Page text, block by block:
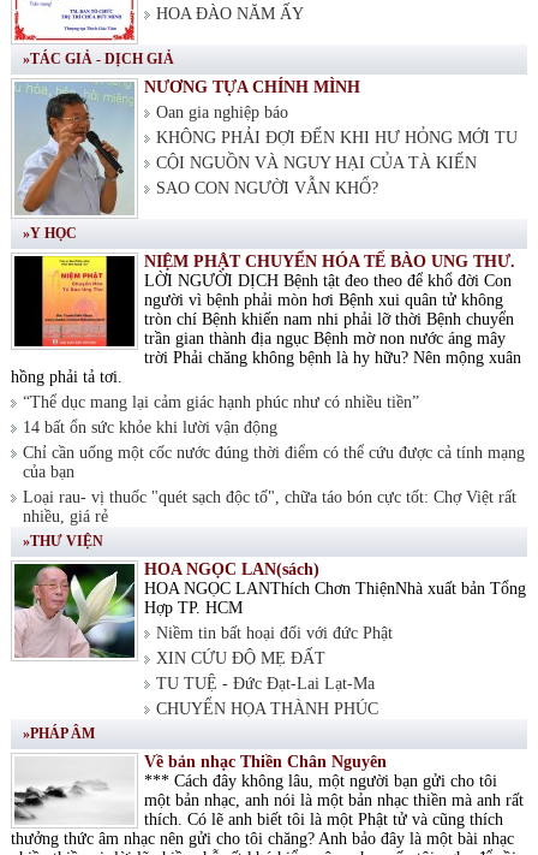
HOA ĐÀO NĂM ẤY
»TÁC GIẢ - DỊCH GIẢ
NƯƠNG TỰA CHÍNH MÌNH
Oan gia nghiệp báo
KHÔNG PHẢI ĐỢI ĐẾN KHI HƯ HỎNG MỚI TU
CỘI NGUỒN VÀ NGUY HẠI CỦA TÀ KIẾN
SAO CON NGƯỜI VẪN KHỔ?
»Y HỌC
NIỆM PHẬT CHUYỂN HÓA TẾ BÀO UNG THƯ.
LỜI NGƯỜI DỊCH Bệnh tật đeo theo để khổ đời Con
người vì bệnh phải mòn hơi Bệnh xui quân tử không
tròn chí Bệnh khiến nam nhi phải lỡ thời Bệnh chuyển
trần gian thành địa ngục Bệnh mờ non nước áng mây
trời Phải chăng không bệnh là hy hữu? Nên mộng xuân
hồng phải tả tơi.
“Thể dục mang lại cảm giác hạnh phúc như có nhiều tiền”
14 bất ổn sức khỏe khi lười vận động
Chỉ cần uống một cốc nước đúng thời điểm có thể cứu được cả tính mạng
của bạn
Loại rau- vị thuốc "quét sạch độc tố", chữa táo bón cực tốt: Chợ Việt rất
nhiều, giá rẻ
»THƯ VIỆN
HOA NGỌC LAN(sách)
HOA NGỌC LANThích Chơn ThiệnNhà xuất bản Tổng
Hợp TP. HCM
Niềm tin bất hoại đối với đức Phật
XIN CỨU ĐỘ MẸ ĐẤT
TU TUỆ - Đức Đạt-Lai Lạt-Ma
CHUYỂN HỌA THÀNH PHÚC
»PHÁP ÂM
Về bản nhạc Thiền Chân Nguyên
*** Cách đây không lâu, một người bạn gửi cho tôi
một bản nhạc, anh nói là một bản nhạc thiền mà anh rất
thích. Có lẽ anh biết tôi là một Phật tử và cũng thích
thưởng thức âm nhạc nên gửi cho tôi chăng? Anh bảo đây là một bài nhạc